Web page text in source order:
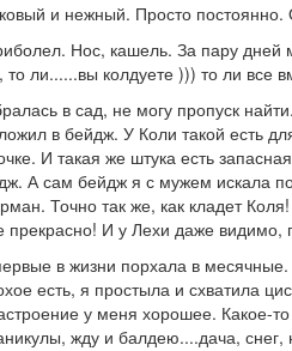
и нежный. Просто
Нос, кашель. За пару
то ли......вы колдуете ))) то ли все
в сад, не могу пропуск
в бейдж. У Коли такой есть
И такая же штука есть
А сам бейдж я с мужем искала
Точно так же, как кладет
прекрасно! И у Лехи даже
в жизни порхала в
есть, я простыла и схватила
у меня хорошее. Какое-
жду и балдею....дача,